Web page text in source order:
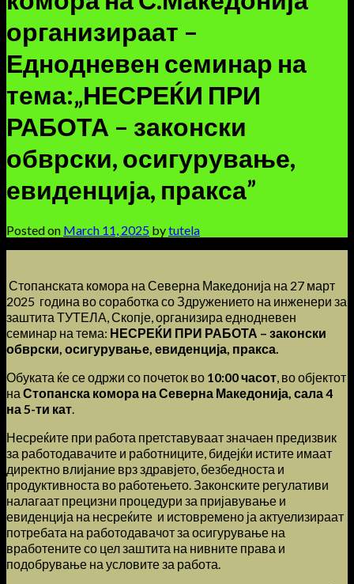
организираат –
Еднодневен семинар на
тема:„НЕСРЕЌИ ПРИ
РАБОТА – законски
обврски, осигурување,
евиденција, пракса”
Posted on March 11, 2025 bytutela
Стопанската комора на Северна Македонија на 27 март
2025 година во соработка со Здружението на инженери за
заштита ТУТЕЛА, Скопје, организира еднодневен
семинар на тема: НЕСРЕЌИ ПРИ РАБОТА – законски
обврски, осигурување, евиденција, пракса.
Обуката ќе се одржи со почеток во 10:00 часот, во објектот
на Стопанска комора на Северна Македонија, сала 4
на 5-ти кат.
Несреќите при работа претставуваат значаен предизвик
за работодавачите и работниците, бидејќи истите имаат
директно влијание врз здравјето, безбедноста и
продуктивноста во работењето. Законските регулативи
налагаат прецизни процедури за пријавување и
евиденција на несреќите и истовремено ја актуелизираат
потребата на работодавачот за осигурување на
вработените со цел заштита на нивните права и
подобрување на условите за работа.